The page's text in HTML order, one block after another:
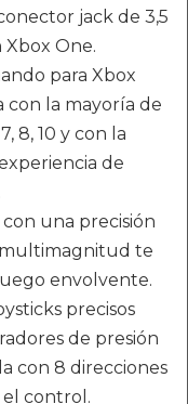
jack de 3,5
One.
para Xbox
con la mayoría de
8, 10 y con la
de
una precisión
multimagnitud te
envolvente.
precisos
de presión
con 8 direcciones
control.